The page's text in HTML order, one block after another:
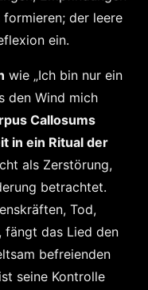
der leere
ein.
wie „Ich bin nur ein
den Wind mich
Callosums
in ein Ritual der
als Zerstörung,
betrachtet.
Tod,
fängt das Lied den
befreienden
seine Kontrolle